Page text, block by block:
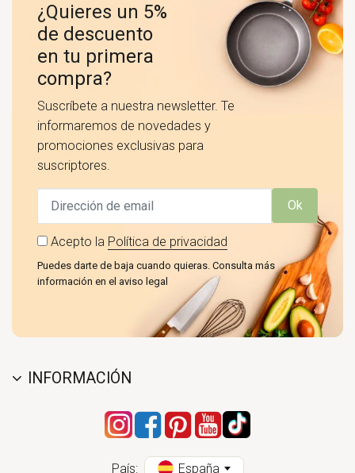
¿Quieres un 5%
de descuento
en tu primera
compra?
Suscríbete a nuestra newsletter. Te
informaremos de novedades y
promociones exclusivas para
suscriptores.
Ok
Acepto la Política de privacidad
Puedes darte de baja cuando quieras. Consulta más
información en el aviso legal
INFORMACIÓN
País: España